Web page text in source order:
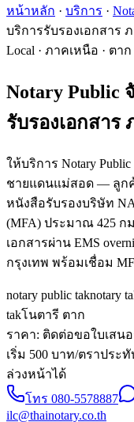
หน้าหลัก · บริการ ·
บริการรับรองเอกสาร
Local · ภาคเหนือ · ตาก
Notary Public
รับรองเอกสาร
ให้บริการ Notary
ชายแดนแม่สอด — ลูก
หนังสือรับรองบริษัท
(MFA) ประมาณ 425 ก
เอกสารผ่าน EMS
กรุงเทพ พร้อมเชื่อม
notary public taknotary
takโนตารี ตาก
ราคา: ติดต่อขอใบเสน
เริ่ม 500 บาท/ตราประทั
ล่วงหน้าได้
โทร 080-5578887
ilc@thainotary.co.th